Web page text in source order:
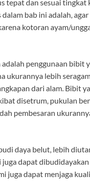
tepat dan sesuai
bab ini adalah,
kotoran ayam/
penggunaan bibit
ukurannya lebih
dari alam. Bibit
disetrum, pukulan
pembesaran
daya belut, lebih
dapat
juga dapat menjaga